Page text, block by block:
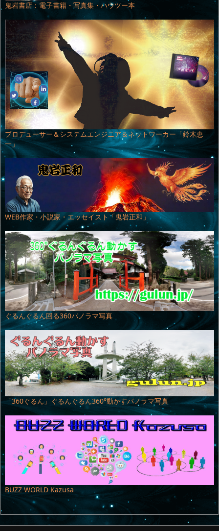
鬼岩書店：電子書籍・写真集・ハウツー本
プロデューサー＆システムエンジニア＆ネットワーカー「鈴木恵
一」
WEB作家・小説家・エッセイスト「鬼岩正和」
ぐるんぐるん回る360パノラマ写真
「360ぐるん」ぐるんぐるん360°動かすパノラマ写真
BUZZ WORLD Kazusa